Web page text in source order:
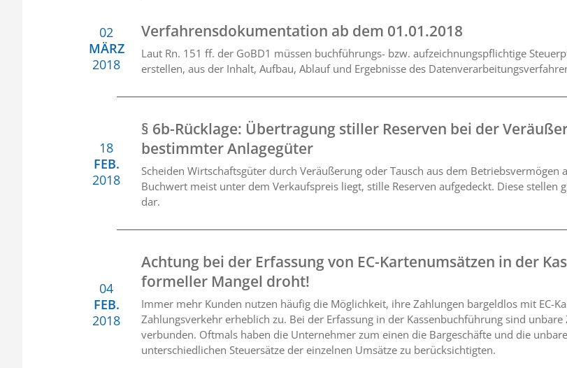
02
MÄRZ
2018
Verfahrensdokumentation ab dem 01.01.2018
Laut Rn. 151 ff. der GoBD1 müssen buchführungs- bzw. aufzeichnungspflichtige
erstellen, aus der Inhalt, Aufbau, Ablauf und Ergebnisse des
18
FEB.
2018
§ 6b-Rücklage: Übertragung stiller Reserven bei der
bestimmter Anlagegüter
Scheiden Wirtschaftsgüter durch Veräußerung oder Tausch aus dem Betriebsvermögen
Buchwert meist unter dem Verkaufspreis liegt, stille Reserven aufgedeckt. Diese stellen
dar.
04
FEB.
2018
Achtung bei der Erfassung von EC-Kartenumsätzen in der
formeller Mangel droht!
Immer mehr Kunden nutzen häufig die Möglichkeit, ihre Zahlungen bargeldlos mit EC-
Zahlungsverkehr erheblich zu. Bei der Erfassung in der Kassenbuchführung sind
verbunden. Oftmals haben die Unternehmer zum einen die Bargeschäfte und die
unterschiedlichen Steuersätze der einzelnen Umsätze zu berücksichtigten.